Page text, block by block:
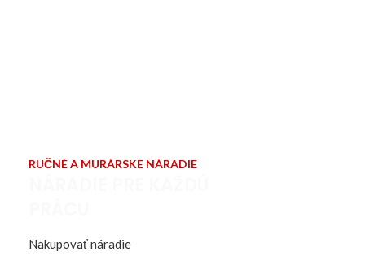
RUČNÉ A MURÁRSKE NÁRADIE
Nakupovať náradie